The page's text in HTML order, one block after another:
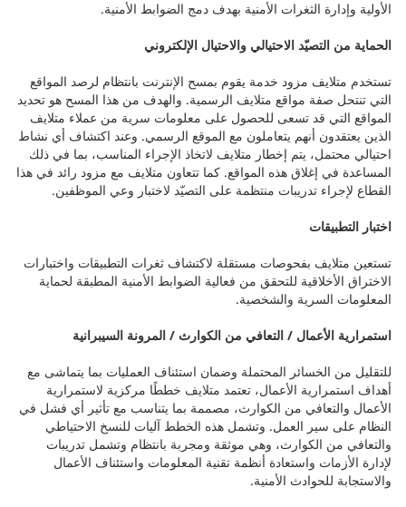
الأولية وإدارة الثغرات الأمنية بهدف دمج الضوابط الأمنية.
الحماية من التصيّد الاحتيالي والاحتيال الإلكتروني
تستخدم متلايف مزود خدمة يقوم بمسح الإنترنت بانتظام لرصد المواقع
التي تنتحل صفة مواقع متلايف الرسمية. والهدف من هذا المسح هو تحديد
المواقع التي قد تسعى للحصول على معلومات سرية من عملاء متلايف
الذين يعتقدون أنهم يتعاملون مع الموقع الرسمي. وعند اكتشاف أي نشاط
احتيالي محتمل، يتم إخطار متلايف لاتخاذ الإجراء المناسب، بما في ذلك
المساعدة في إغلاق هذه المواقع. كما تتعاون متلايف مع مزود رائد في هذا
القطاع لإجراء تدريبات منتظمة على التصيّد لاختبار وعي الموظفين.
اختبار التطبيقات
تستعين متلايف بفحوصات مستقلة لاكتشاف ثغرات التطبيقات واختبارات
الاختراق الأخلاقية للتحقق من فعالية الضوابط الأمنية المطبقة لحماية
المعلومات السرية والشخصية.
استمرارية الأعمال / التعافي من الكوارث / المرونة السيبرانية
للتقليل من الخسائر المحتملة وضمان استئناف العمليات بما يتماشى مع
أهداف استمرارية الأعمال، تعتمد متلايف خططًا مركزية لاستمرارية
الأعمال والتعافي من الكوارث، مصممة بما يتناسب مع تأثير أي فشل في
النظام على سير العمل. وتشمل هذه الخطط آليات للنسخ الاحتياطي
والتعافي من الكوارث، وهي موثقة ومجربة بانتظام وتشمل تدريبات
لإدارة الأزمات واستعادة أنظمة تقنية المعلومات واستئناف الأعمال
والاستجابة للحوادث الأمنية.